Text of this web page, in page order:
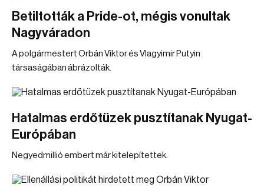
Betiltották a Pride-ot, mégis vonultak
Nagyváradon
A polgármestert Orbán Viktor és Vlagyimir Putyin
társaságában ábrázolták.
Hatalmas erdőtüzek pusztítanak Nyugat-
Európában
Negyedmillió embert már kitelepítettek.